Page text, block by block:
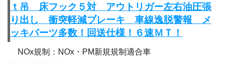
ｔ吊 床フック５対 アウトリガー左右油圧張
り出し 衝突軽減ブレーキ 車線逸脱警報 メ
ッキパーツ多数！回送仕様！６速ＭＴ！
NOx規制：NOx・PM新規規制適合車